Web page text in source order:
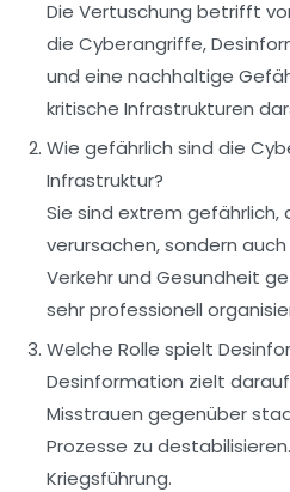
Die Vertuschung betrifft
die Cyberangriffe,
und eine nachhaltige
kritische Infrastrukturen
Wie gefährlich sind die
Infrastruktur?
Sie sind extrem
verursachen, sondern
Verkehr und Gesundheit
sehr professionell
Welche Rolle spielt
Desinformation zielt
Misstrauen gegenüber
Prozesse zu
Kriegsführung.